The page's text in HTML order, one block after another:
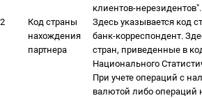
клиентов-нерезидентов".
2
Код страны
нахождения
партнера
Здесь указывается код
банк-корреспондент.
стран, приведенные в
Национального
При учете операций с
валютой либо операций